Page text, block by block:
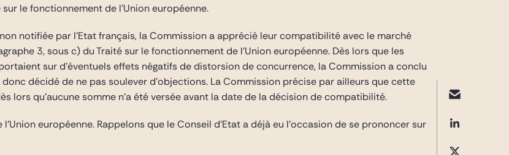
le fonctionnement de l’Union européenne.
notifiée par l’Etat français, la Commission a apprécié leur compatibilité avec le marché
3, sous c) du Traité sur le fonctionnement de l’Union européenne. Dès lors que les
sur d’éventuels effets négatifs de distorsion de concurrence, la Commission a conclu
décidé de ne pas soulever d’objections. La Commission précise par ailleurs que cette
lors qu’aucune somme n’a été versée avant la date de la décision de compatibilité.
européenne. Rappelons que le Conseil d’Etat a déjà eu l’occasion de se prononcer sur